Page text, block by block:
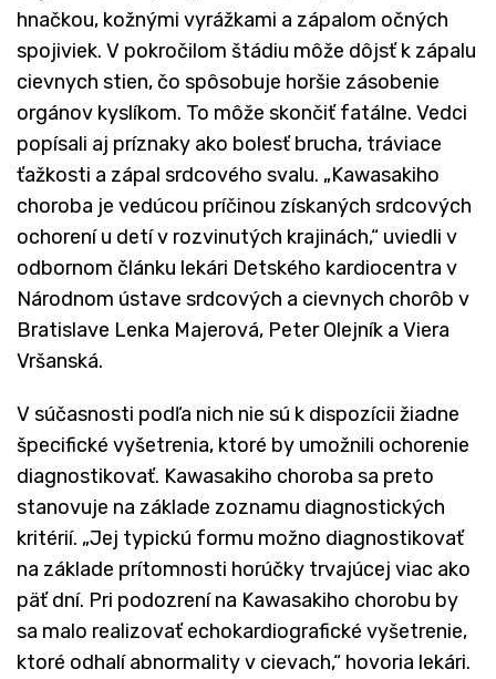
hnačkou, kožnými vyrážkami a zápalom očných
spojiviek. V pokročilom štádiu môže dôjsť k zápalu
cievnych stien, čo spôsobuje horšie zásobenie
orgánov kyslíkom. To môže skončiť fatálne. Vedci
popísali aj príznaky ako bolesť brucha, tráviace
ťažkosti a zápal srdcového svalu. „Kawasakiho
choroba je vedúcou príčinou získaných srdcových
ochorení u detí v rozvinutých krajinách,“ uviedli v
odbornom článku lekári Detského kardiocentra v
Národnom ústave srdcových a cievnych chorôb v
Bratislave Lenka Majerová, Peter Olejník a Viera
Vršanská.
V súčasnosti podľa nich nie sú k dispozícii žiadne
špecifické vyšetrenia, ktoré by umožnili ochorenie
diagnostikovať. Kawasakiho choroba sa preto
stanovuje na základe zoznamu diagnostických
kritérií. „Jej typickú formu možno diagnostikovať
na základe prítomnosti horúčky trvajúcej viac ako
päť dní. Pri podozrení na Kawasakiho chorobu by
sa malo realizovať echokardiografické vyšetrenie,
ktoré odhalí abnormality v cievach,“ hovoria lekári.